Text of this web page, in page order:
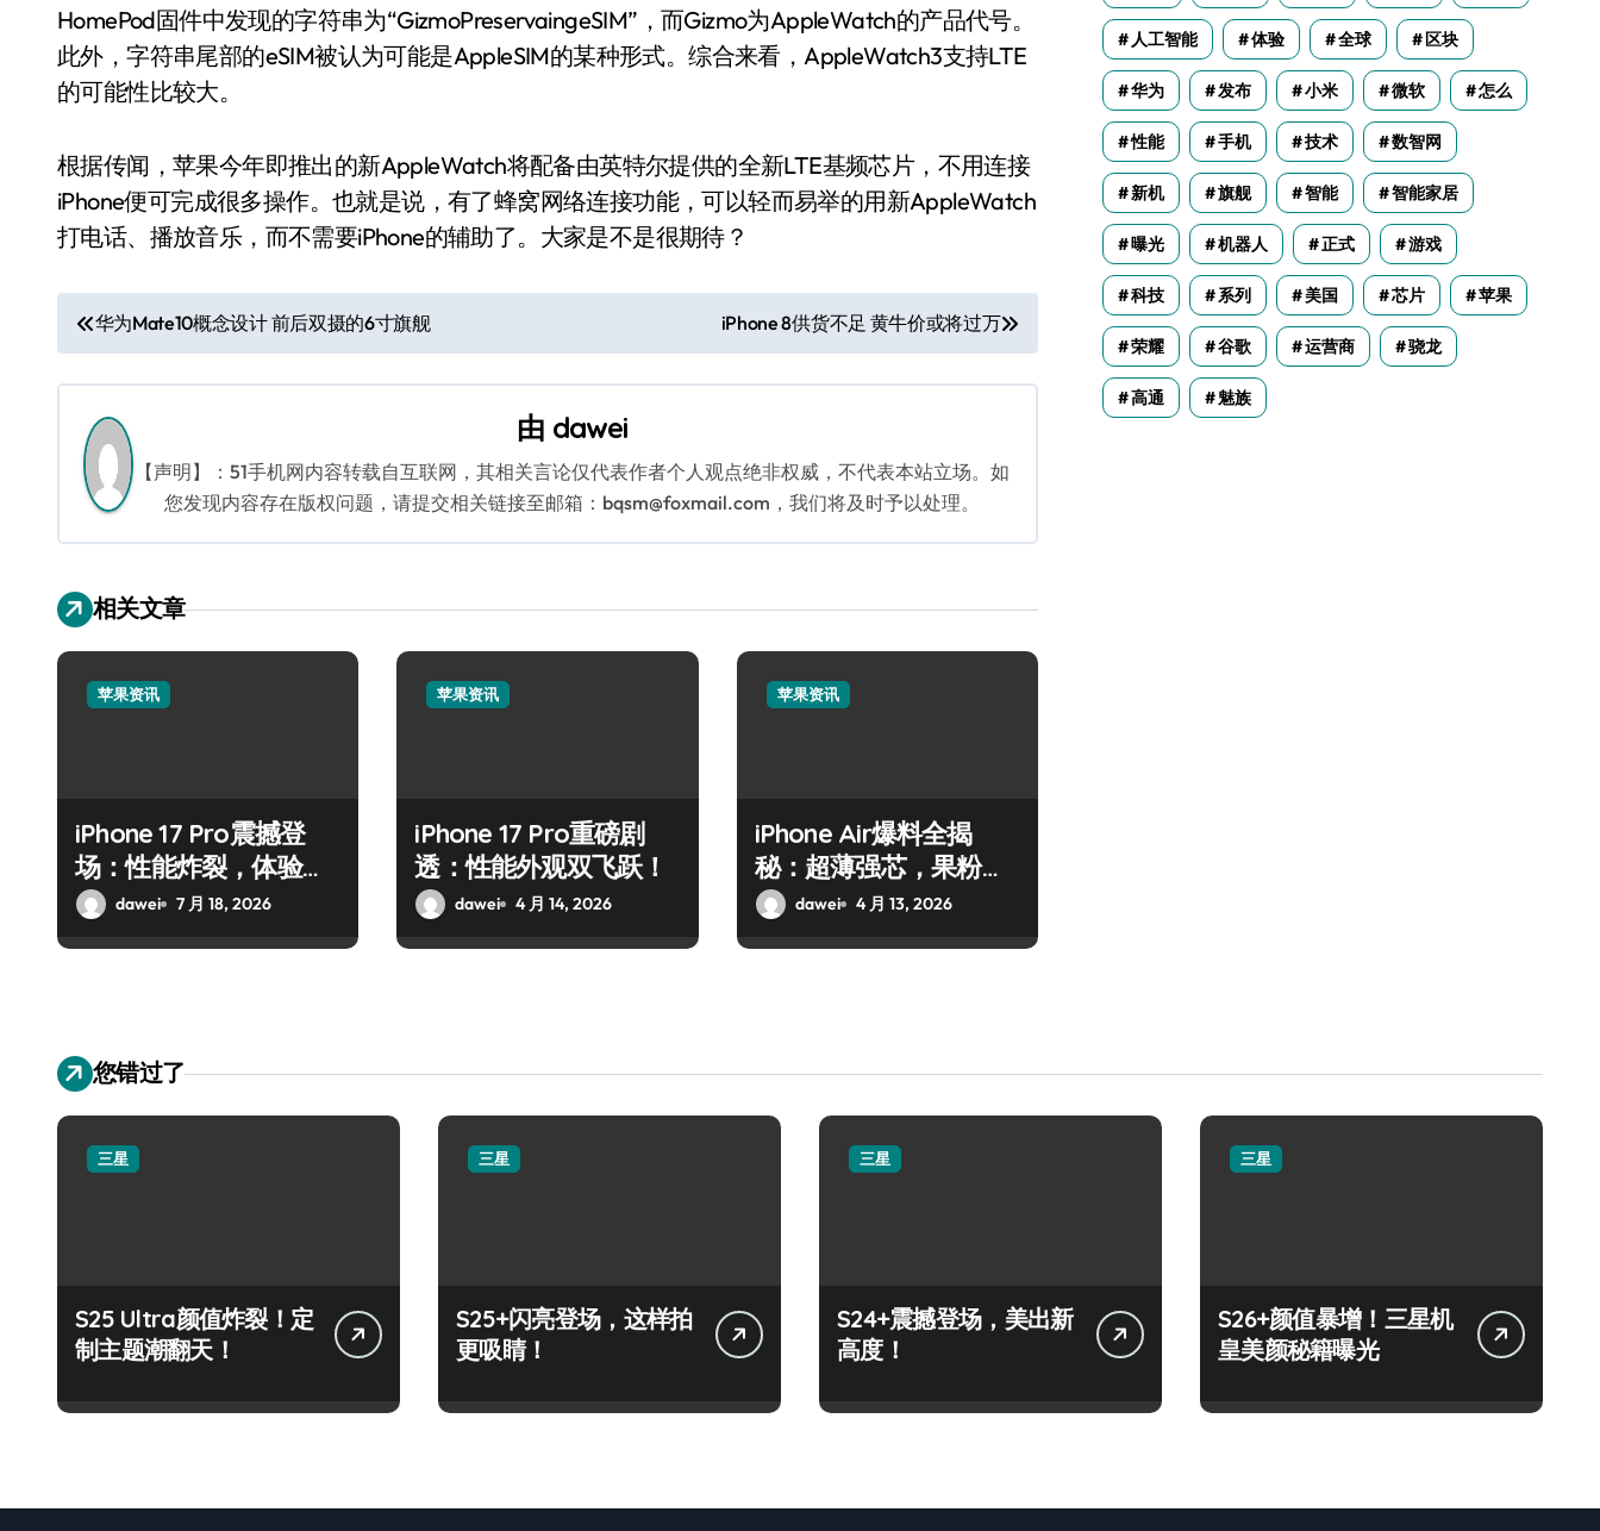
HomePod固件中发现的字符串为“GizmoPreservaingeSIM”，而Gizmo为AppleWatch的产品代号。
此外，字符串尾部的eSIM被认为可能是AppleSIM的某种形式。综合来看，AppleWatch3支持LTE
的可能性比较大。
根据传闻，苹果今年即推出的新AppleWatch将配备由英特尔提供的全新LTE基频芯片，不用连接
iPhone便可完成很多操作。也就是说，有了蜂窝网络连接功能，可以轻而易举的用新AppleWatch
打电话、播放音乐，而不需要iPhone的辅助了。大家是不是很期待？
文
章
航
华为Mate10概念设计 前后双摄的6寸旗舰 iPhone 8供货不足 黄牛价或将过万
由 dawei
【声明】：51手机网内容转载自互联网，其相关言论仅代表作者个人观点绝非权威，不代表本站立场。如
您发现内容存在版权问题，请提交相关链接至邮箱：bqsm@foxmail.com，我们将及时予以处理。
相关文章
苹果资讯
iPhone 17 Pro震撼登
场：性能炸裂，体验全
面升维
dawei 7 月 18, 2026
苹果资讯
iPhone 17 Pro重磅剧
透：性能外观双飞跃！
dawei 4 月 14, 2026
苹果资讯
iPhone Air爆料全揭
秘：超薄强芯，果粉狂
喜！dawei 4 月 13, 2026
人工智能 体验 全球 区块
华为 发布 小米 微软 怎么
性能 手机 技术 数智网
新机 旗舰 智能 智能家居
曝光 机器人 正式 游戏
科技 系列 美国 芯片 苹果
荣耀 谷歌 运营商 骁龙
高通 魅族
您错过了
三星
S25 Ultra颜值炸裂！定
制主题潮翻天！
三星
S25+闪亮登场，这样拍
更吸睛！
三星
S24+震撼登场，美出新
高度！
三星
S26+颜值暴增！三星机
皇美颜秘籍曝光